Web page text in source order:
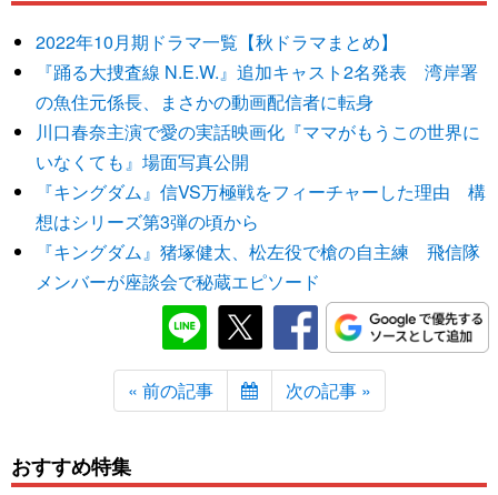
2022年10月期ドラマ一覧【秋ドラマまとめ】
『踊る大捜査線 N.E.W.』追加キャスト2名発表 湾岸署
の魚住元係長、まさかの動画配信者に転身
川口春奈主演で愛の実話映画化『ママがもうこの世界に
いなくても』場面写真公開
『キングダム』信VS万極戦をフィーチャーした理由 構
想はシリーズ第3弾の頃から
『キングダム』猪塚健太、松左役で槍の自主練 飛信隊
メンバーが座談会で秘蔵エピソード
« 前の記事 次の記事 »
おすすめ特集